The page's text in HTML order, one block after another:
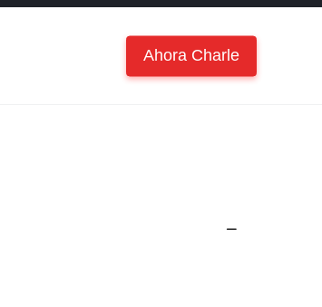
Ahora Charle